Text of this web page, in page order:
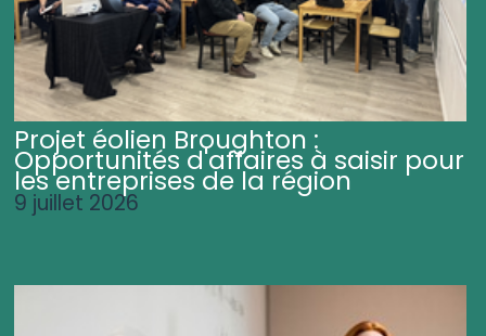
Projet éolien Broughton :
Opportunités d'affaires à saisir pour
les entreprises de la région
9 juillet 2026